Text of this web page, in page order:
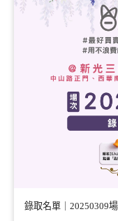
錄取名單｜20250309